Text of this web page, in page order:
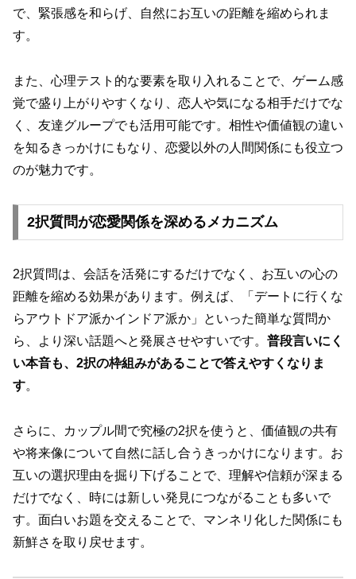
で、緊張感を和らげ、自然にお互いの距離を縮められま
す。
また、心理テスト的な要素を取り入れることで、ゲーム感
覚で盛り上がりやすくなり、恋人や気になる相手だけでな
く、友達グループでも活用可能です。相性や価値観の違い
を知るきっかけにもなり、恋愛以外の人間関係にも役立つ
のが魅力です。
2択質問が恋愛関係を深めるメカニズム
2択質問は、会話を活発にするだけでなく、お互いの心の
距離を縮める効果があります。例えば、「デートに行くな
らアウトドア派かインドア派か」といった簡単な質問か
ら、より深い話題へと発展させやすいです。 普段言いにく
い本音も、2択の枠組みがあることで答えやすくなりま
す。
さらに、カップル間で究極の2択を使うと、価値観の共有
や将来像について自然に話し合うきっかけになります。お
互いの選択理由を掘り下げることで、理解や信頼が深まる
だけでなく、時には新しい発見につながることも多いで
す。面白いお題を交えることで、マンネリ化した関係にも
新鮮さを取り戻せます。